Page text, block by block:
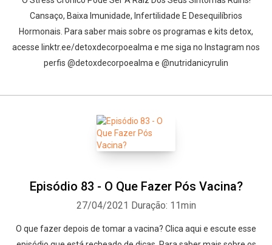
Cansaço, Baixa Imunidade, Infertilidade E Desequilíbrios
Hormonais. Para saber mais sobre os programas e kits detox,
acesse linktr.ee/detoxdecorpoealma e me siga no Instagram nos
perfis @detoxdecorpoealma e @nutridanicyrulin
Episódio 83 - O Que Fazer Pós Vacina?
27/04/2021 Duração: 11min
O que fazer depois de tomar a vacina? Clica aqui e escute esse